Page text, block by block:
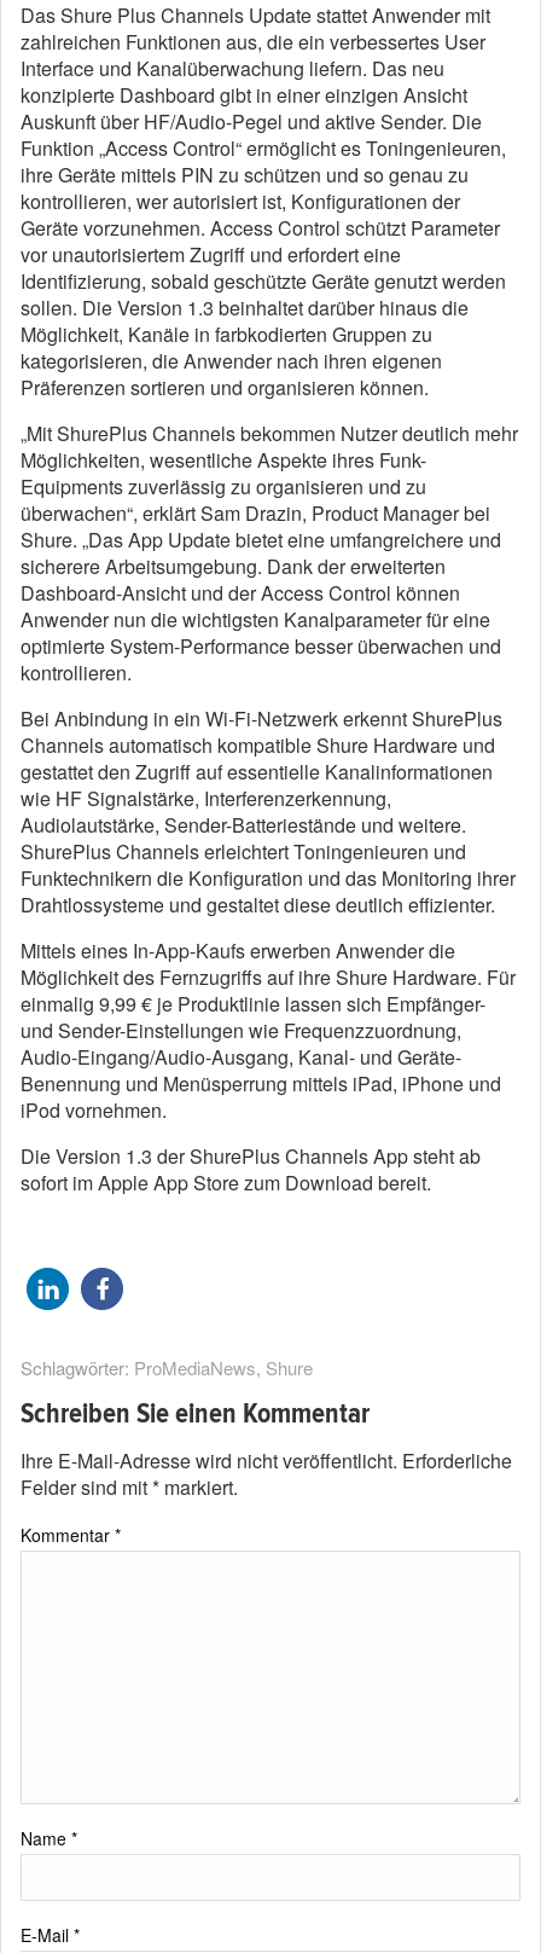
Das Shure Plus Channels Update stattet Anwender mit
zahlreichen Funktionen aus, die ein verbessertes User
Interface und Kanalüberwachung liefern. Das neu
konzipierte Dashboard gibt in einer einzigen Ansicht
Auskunft über HF/Audio-Pegel und aktive Sender. Die
Funktion „Access Control“ ermöglicht es Toningenieuren,
ihre Geräte mittels PIN zu schützen und so genau zu
kontrollieren, wer autorisiert ist, Konfigurationen der
Geräte vorzunehmen. Access Control schützt Parameter
vor unautorisiertem Zugriff und erfordert eine
Identifizierung, sobald geschützte Geräte genutzt werden
sollen. Die Version 1.3 beinhaltet darüber hinaus die
Möglichkeit, Kanäle in farbkodierten Gruppen zu
kategorisieren, die Anwender nach ihren eigenen
Präferenzen sortieren und organisieren können.
„Mit ShurePlus Channels bekommen Nutzer deutlich mehr
Möglichkeiten, wesentliche Aspekte ihres Funk-
Equipments zuverlässig zu organisieren und zu
überwachen“, erklärt Sam Drazin, Product Manager bei
Shure. „Das App Update bietet eine umfangreichere und
sicherere Arbeitsumgebung. Dank der erweiterten
Dashboard-Ansicht und der Access Control können
Anwender nun die wichtigsten Kanalparameter für eine
optimierte System-Performance besser überwachen und
kontrollieren.
Bei Anbindung in ein Wi-Fi-Netzwerk erkennt ShurePlus
Channels automatisch kompatible Shure Hardware und
gestattet den Zugriff auf essentielle Kanalinformationen
wie HF Signalstärke, Interferenzerkennung,
Audiolautstärke, Sender-Batteriestände und weitere.
ShurePlus Channels erleichtert Toningenieuren und
Funktechnikern die Konfiguration und das Monitoring ihrer
Drahtlossysteme und gestaltet diese deutlich effizienter.
Mittels eines In-App-Kaufs erwerben Anwender die
Möglichkeit des Fernzugriffs auf ihre Shure Hardware. Für
einmalig 9,99 € je Produktlinie lassen sich Empfänger-
und Sender-Einstellungen wie Frequenzzuordnung,
Audio-Eingang/Audio-Ausgang, Kanal- und Geräte-
Benennung und Menüsperrung mittels iPad, iPhone und
iPod vornehmen.
Die Version 1.3 der ShurePlus Channels App steht ab
sofort im Apple App Store zum Download bereit.
Schlagwörter: ProMediaNews, Shure
Schreiben Sie einen Kommentar
Ihre E-Mail-Adresse wird nicht veröffentlicht. Erforderliche
Felder sind mit* markiert.
Kommentar *
Name *
E-Mail *